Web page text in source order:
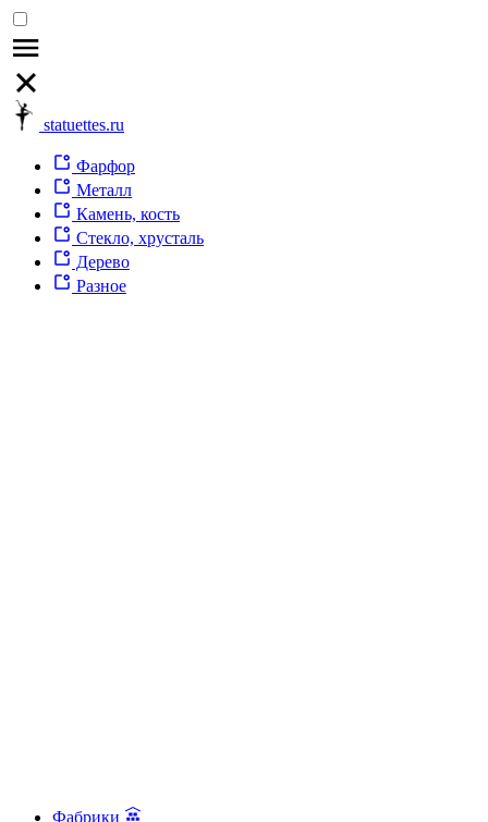
statuettes.ru
Фарфор
Металл
Камень, кость
Стекло, хрусталь
Дерево
Разное
Фабрики